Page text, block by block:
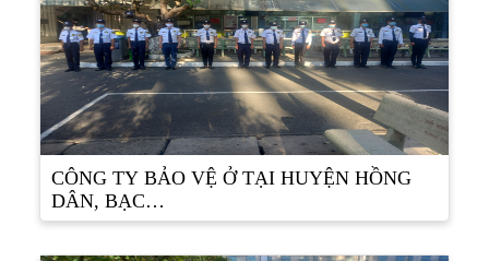
CÔNG TY BẢO VỆ Ở TẠI HUYỆN HỒNG
DÂN, BẠC…